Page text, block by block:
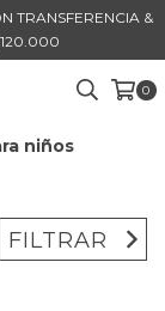
TRANSFERENCIA &
0
niños
FILTRAR